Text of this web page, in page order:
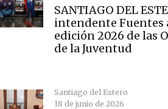
SANTIAGO DEL
intendente Fuentes
edición 2026 de las
de la Juventud
Santiago del Estero
18 de junio de 2026